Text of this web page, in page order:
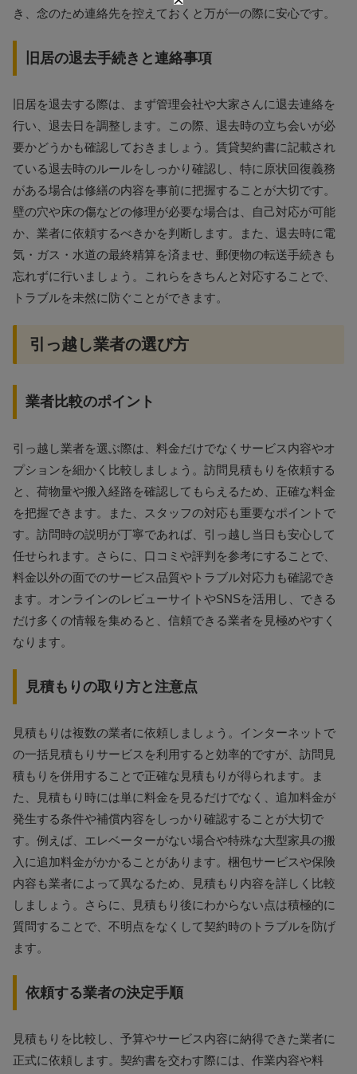
き、念のため連絡先を控えておくと万が一の際に安心です。
旧居の退去手続きと連絡事項
旧居を退去する際は、まず管理会社や大家さんに退去連絡を
行い、退去日を調整します。この際、退去時の立ち会いが必
要かどうかも確認しておきましょう。賃貸契約書に記載され
ている退去時のルールをしっかり確認し、特に原状回復義務
がある場合は修繕の内容を事前に把握することが大切です。
壁の穴や床の傷などの修理が必要な場合は、自己対応が可能
か、業者に依頼するべきかを判断します。また、退去時に電
気・ガス・水道の最終精算を済ませ、郵便物の転送手続きも
忘れずに行いましょう。これらをきちんと対応することで、
トラブルを未然に防ぐことができます。
引っ越し業者の選び方
業者比較のポイント
引っ越し業者を選ぶ際は、料金だけでなくサービス内容やオ
プションを細かく比較しましょう。訪問見積もりを依頼する
と、荷物量や搬入経路を確認してもらえるため、正確な料金
を把握できます。また、スタッフの対応も重要なポイントで
す。訪問時の説明が丁寧であれば、引っ越し当日も安心して
任せられます。さらに、口コミや評判を参考にすることで、
料金以外の面でのサービス品質やトラブル対応力も確認でき
ます。オンラインのレビューサイトやSNSを活用し、できる
だけ多くの情報を集めると、信頼できる業者を見極めやすく
なります。
見積もりの取り方と注意点
見積もりは複数の業者に依頼しましょう。インターネットで
の一括見積もりサービスを利用すると効率的ですが、訪問見
積もりを併用することで正確な見積もりが得られます。ま
た、見積もり時には単に料金を見るだけでなく、追加料金が
発生する条件や補償内容をしっかり確認することが大切で
す。例えば、エレベーターがない場合や特殊な大型家具の搬
入に追加料金がかかることがあります。梱包サービスや保険
内容も業者によって異なるため、見積もり内容を詳しく比較
しましょう。さらに、見積もり後にわからない点は積極的に
質問することで、不明点をなくして契約時のトラブルを防げ
ます。
依頼する業者の決定手順
見積もりを比較し、予算やサービス内容に納得できた業者に
正式に依頼します。契約書を交わす際には、作業内容や料